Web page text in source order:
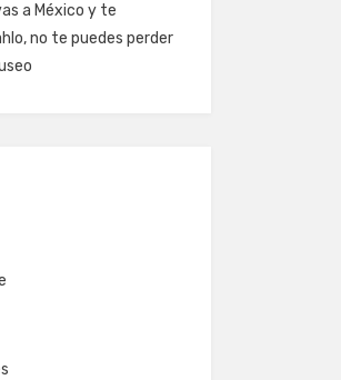
a México y te
no te puedes perder